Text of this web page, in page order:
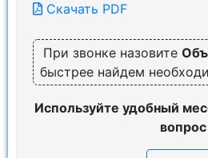
Скачать PDF
При звонке назовите
быстрее найдем
Используйте удобный
вопрос